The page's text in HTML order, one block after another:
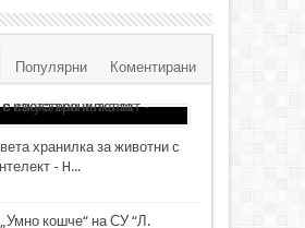
Популярни Коментирани
хранилка за животни с
- H...
„Умно кошче“ на СУ “Л.